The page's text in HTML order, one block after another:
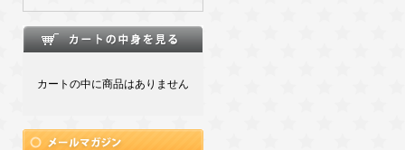
カートの中に商品はありません